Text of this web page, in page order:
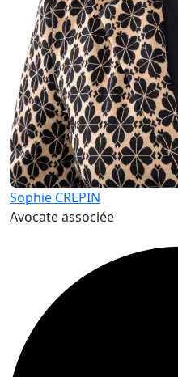
Sophie CREPIN
Avocate associée